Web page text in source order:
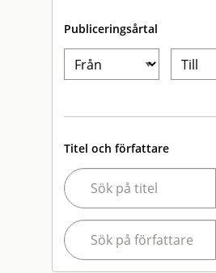
Publiceringsårtal
Titel och författare